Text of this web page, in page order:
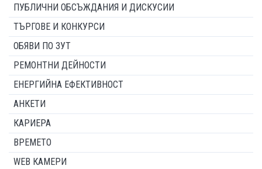
ПУБЛИЧНИ ОБСЪЖДАНИЯ И ДИСКУСИИ
ТЪРГОВЕ И КОНКУРСИ
ОБЯВИ ПО ЗУТ
РЕМОНТНИ ДЕЙНОСТИ
ЕНЕРГИЙНА ЕФЕКТИВНОСТ
АНКЕТИ
КАРИЕРА
ВРЕМЕТО
WEB КАМЕРИ